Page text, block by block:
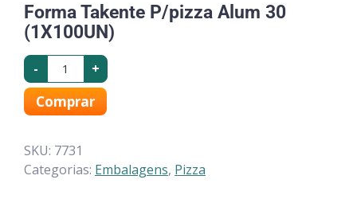
Forma Takente P/pizza Alum 30
(1X100UN)
- +
Comprar
SKU: 7731
Categorias: Embalagens, Pizza